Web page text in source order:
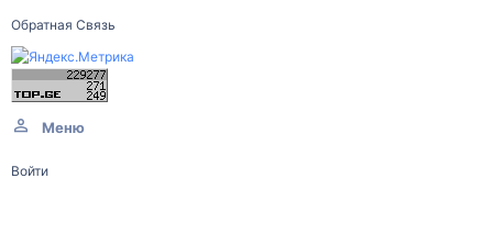
Обратная Связь
Меню
Войти